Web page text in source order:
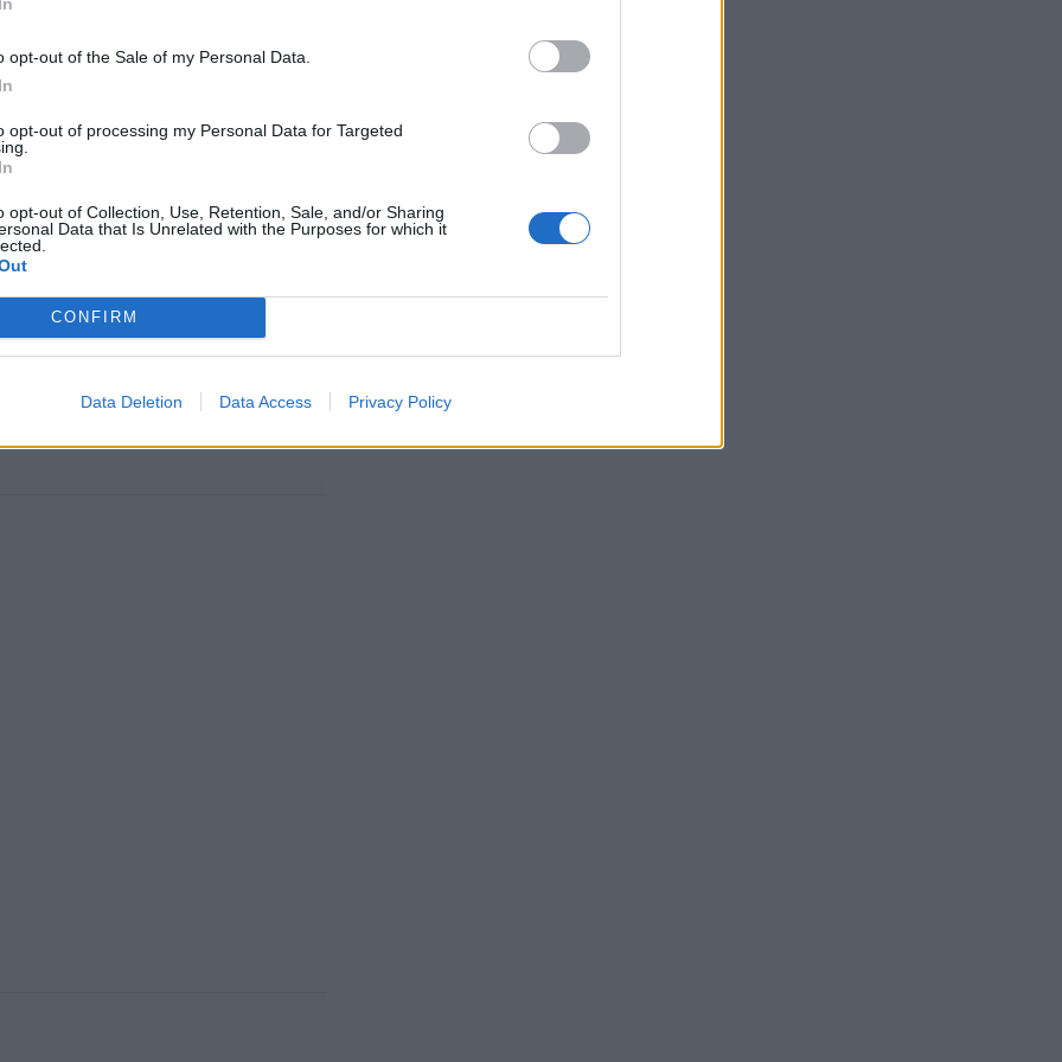
opt-out of the Sale of my Personal Data.
opt-out of processing my Personal Data for Targeted
opt-out of Collection, Use, Retention, Sale, and/or Sharing
Data that Is Unrelated with the Purposes for which it
CONFIRM
Data Deletion Data Access Privacy Policy
ja nännit, ja niiden
normaalisti olisivat.
Tape Project -nimellä, ja
monta rohkeaa kaunotarta.